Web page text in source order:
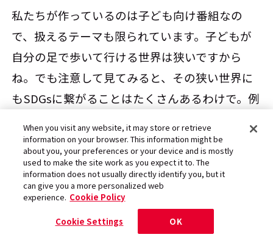
私たちが作っているのは子ども向け番組なの
で、扱えるテーマも限られています。子どもが
自分の足で歩いて行ける世界は狭いですから
ね。でも注意して見てみると、その狭い世界に
もSDGsに繋がることはたくさんあるわけで。例
葉っぱや、すぐ隣で遊んでいる子どもであった
り。そういう身近な日常を一つひとつ、丁寧に
気にするところからいろんなことが始まるのか
なと。
When you visit any website, it may store or retrieve
information on your browser. This information might be
about you, your preferences or your device and is mostly
used to make the site work as you expect it to. The
information does not usually directly identify you, but it
can give you a more personalized web
experience. Cookie Policy
Cookie Settings OK